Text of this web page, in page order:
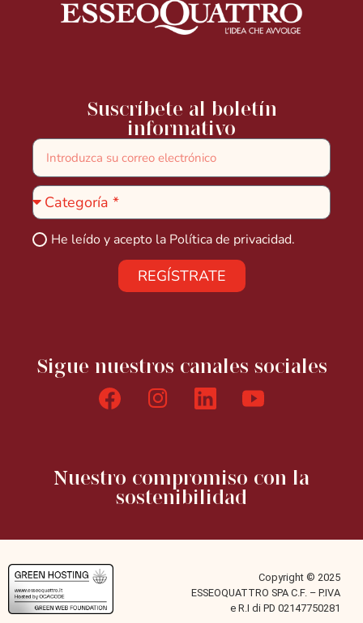
Suscríbete al boletín
informativo
He leído y acepto la Política de privacidad.
REGÍSTRATE
Sigue nuestros canales sociales
Nuestro compromiso con la
sostenibilidad
Copyright © 2025
ESSEOQUATTRO SPA C.F. – P.IVA
e R.I di PD 02147750281